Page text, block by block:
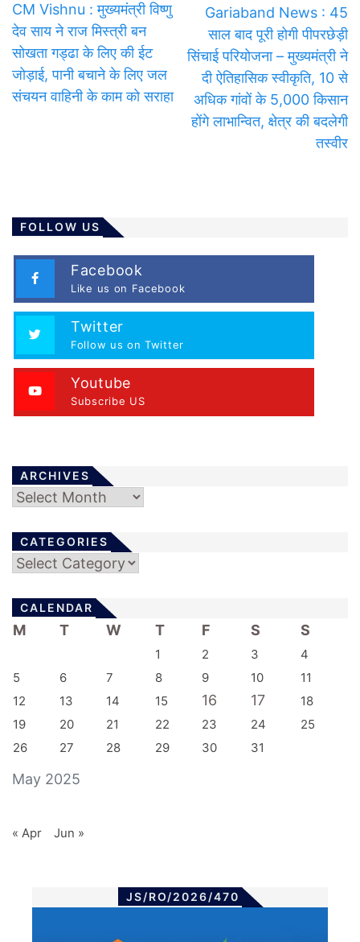
CM Vishnu : मुख्यमंत्री विष्णु
देव साय ने राज मिस्त्री बन
सोखता गड्ढा के लिए की ईट
जोड़ाई, पानी बचाने के लिए जल
संचयन वाहिनी के काम को सराहा
Gariaband News : 45
साल बाद पूरी होगी पीपरछेड़ी
सिंचाई परियोजना – मुख्यमंत्री ने
दी ऐतिहासिक स्वीकृति, 10 से
अधिक गांवों के 5,000 किसान
होंगे लाभान्वित, क्षेत्र की बदलेगी
तस्वीर
FOLLOW US
Facebook
Like us on Facebook
Twitter
Follow us on Twitter
Youtube
Subscribe US
ARCHIVES
Archives
CATEGORIES
Categories
CALENDAR
May 2025
M T W T F S S
1 2 3
4
5
6 7 8 9 10
11
12
13 14 15 16 17
18
19
20 21 22 23 24
25
26
27 28 29 30 31
« Apr Jun »
JS/RO/2026/470